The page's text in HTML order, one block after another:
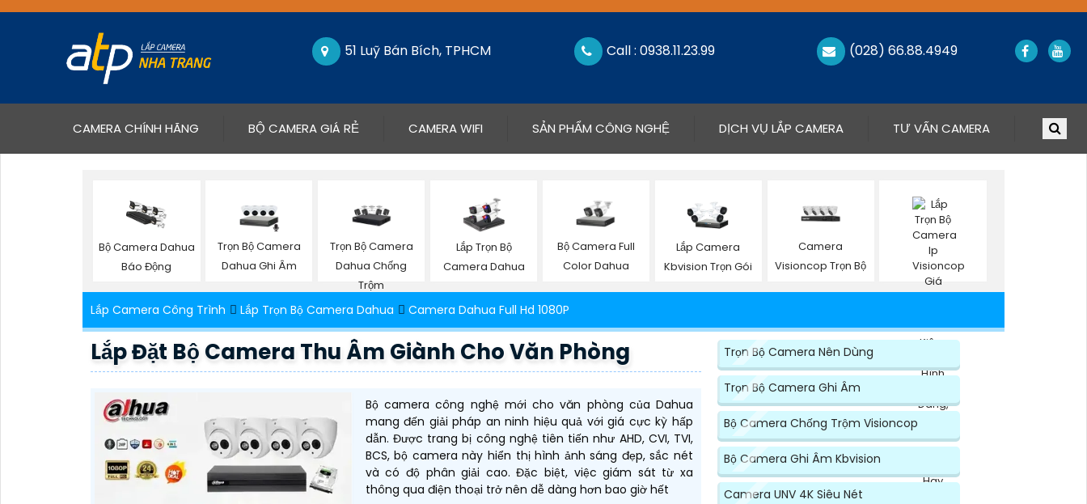
51 Luỹ Bán Bích, TPHCM Call : 0938.11.23.99 (028) 66.88.4949
CAMERA CHÍNH HÃNG(CURRENT)BỘ CAMERA GIÁ RẺ CAMERA WIFI SẢN PHẨM CÔNG NGHỆ DỊCH VỤ LẮP CAMERA TƯ VẤN CAMERA
Bộ Camera Dahua
Báo Động
Trọn Bộ Camera
Dahua Ghi Âm
Trọn Bộ Camera
Dahua Chống
Trộm
Lắp Trọn Bộ
Camera Dahua
Bộ Camera Full
Color Dahua
Lắp Camera
Kbvision Trọn Gói
Camera
Visioncop Trọn Bộ
Lắp Camera Công Trình Lắp Trọn Bộ Camera Dahua Camera Dahua Full Hd 1080P
Lắp Đặt Bộ Camera Thu Âm Giành Cho Văn Phòng
Bộ camera công nghệ mới cho văn phòng của Dahua
mang đến giải pháp an ninh hiệu quả với giá cực kỳ hấp
dẫn. Được trang bị công nghệ tiên tiến như AHD, CVI, TVI,
BCS, bộ camera này hiển thị hình ảnh sáng đẹp, sắc nét
và có độ phân giải cao. Đặc biệt, việc giám sát từ xa
thông qua điện thoại trở nên dễ dàng hơn bao giờ hết
Trọn Bộ Camera Nên Dùng
Trọn Bộ Camera Ghi Âm
Bộ Camera Chống Trộm Visioncop
Bộ Camera Ghi Âm Kbvision
Camera UNV 4K Siêu Nét